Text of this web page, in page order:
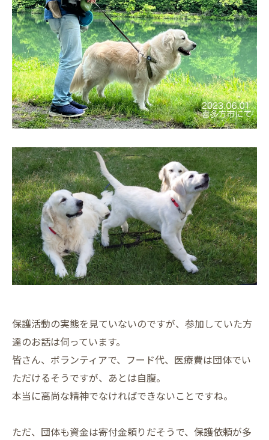
保護活動の実態を見ていないのですが、参加していた方
達のお話は伺っています。
皆さん、ボランティアで、フード代、医療費は団体でい
ただけるそうですが、あとは自腹。
本当に高尚な精神でなければできないことですね。
ただ、団体も資金は寄付金頼りだそうで、保護依頼が多